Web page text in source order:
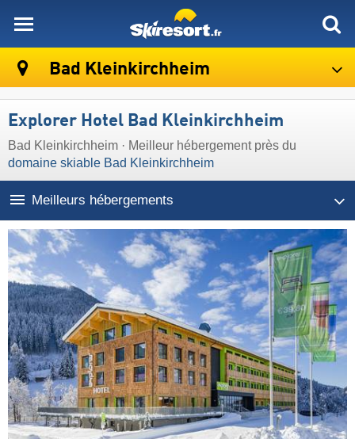
Bad Kleinkirchheim
Explorer Hotel Bad Kleinkirchheim
Bad Kleinkirchheim · Meilleur hébergement près du
domaine skiable Bad Kleinkirchheim
Meilleurs hébergements